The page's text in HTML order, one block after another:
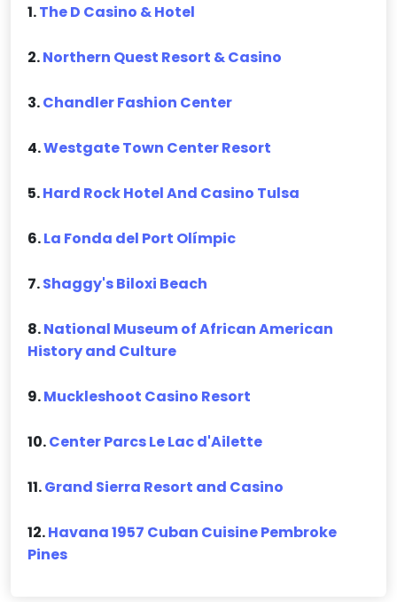
1.The D Casino & Hotel
2.Northern Quest Resort & Casino
3.Chandler Fashion Center
4.Westgate Town Center Resort
5.Hard Rock Hotel And Casino Tulsa
6.La Fonda del Port Olímpic
7.Shaggy's Biloxi Beach
8.National Museum of African American
History and Culture
9.Muckleshoot Casino Resort
10.Center Parcs Le Lac d'Ailette
11.Grand Sierra Resort and Casino
12.Havana 1957 Cuban Cuisine Pembroke
Pines